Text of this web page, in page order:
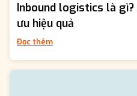
Inbound logistics là
ưu hiệu quả
Đọc thêm